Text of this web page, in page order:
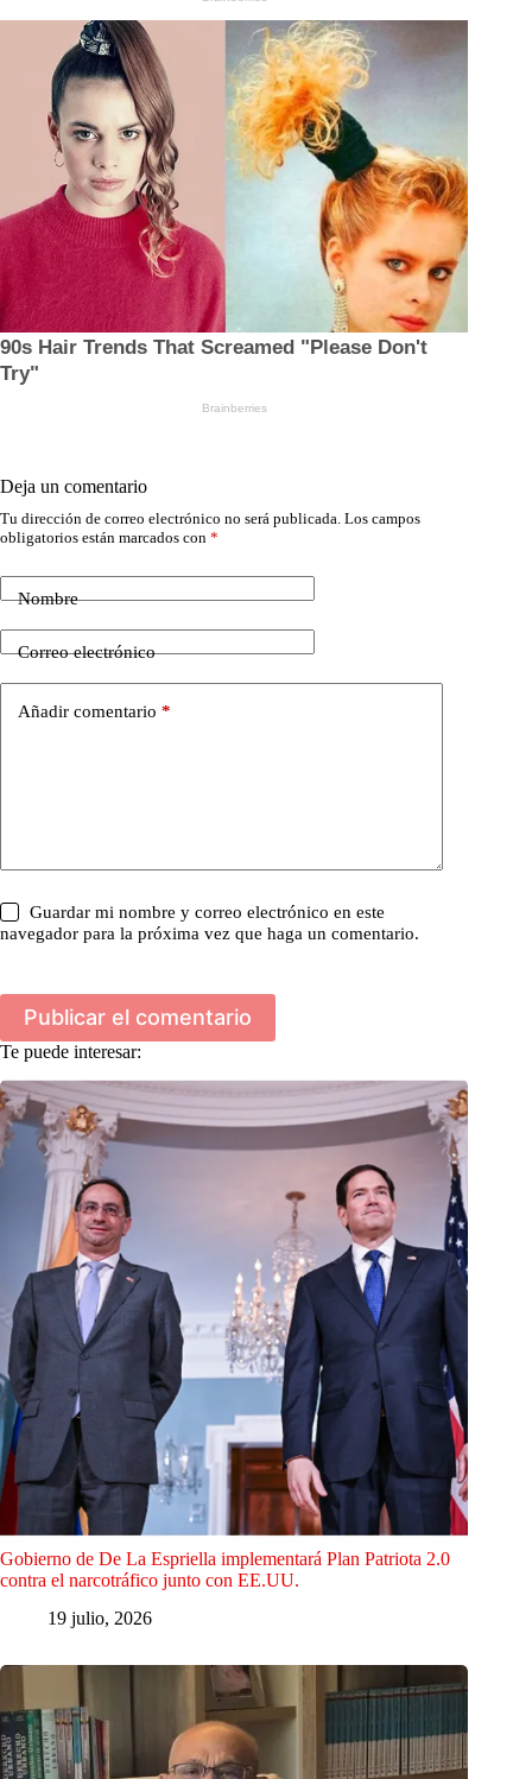
Deja un comentario
Tu dirección de correo electrónico no será publicada. Los campos
obligatorios están marcados con *
Nombre
Correo electrónico
Añadir comentario *
Guardar mi nombre y correo electrónico en este
navegador para la próxima vez que haga un comentario.
Publicar el comentario
Te puede interesar:
Gobierno de De La Espriella implementará Plan Patriota 2.0
contra el narcotráfico junto con EE.UU.
19 julio, 2026